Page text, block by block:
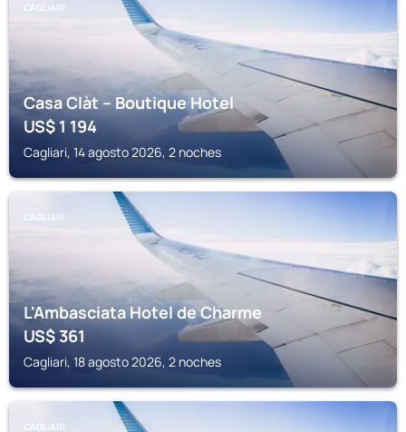
CAGLIARI
Casa Clàt – Boutique Hotel
US$1 194
Cagliari, 14 agosto 2026, 2 noches
CAGLIARI
L'Ambasciata Hotel de Charme
US$361
Cagliari, 18 agosto 2026, 2 noches
CAGLIARI